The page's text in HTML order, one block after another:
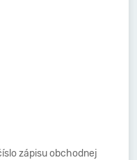
zápisu obchodnej